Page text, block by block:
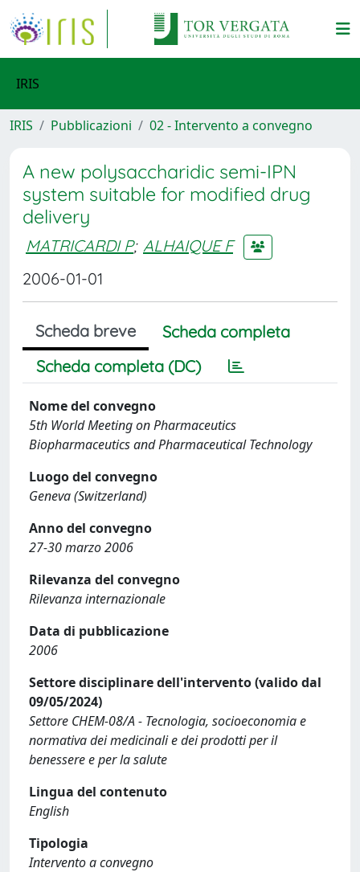
IRIS
IRIS Pubblicazioni 02 - Intervento a convegno
A new polysaccharidic semi-IPN
system suitable for modified drug
delivery
MATRICARDI P; ALHAIQUE F
2006-01-01
Scheda breve
Scheda completa
Scheda completa (DC)
Nome del convegno
5th World Meeting on Pharmaceutics
Biopharmaceutics and Pharmaceutical Technology
Luogo del convegno
Geneva (Switzerland)
Anno del convegno
27-30 marzo 2006
Rilevanza del convegno
Rilevanza internazionale
Data di pubblicazione
2006
Settore disciplinare dell'intervento (valido dal
09/05/2024)
Settore CHEM-08/A - Tecnologia, socioeconomia e
normativa dei medicinali e dei prodotti per il
benessere e per la salute
Lingua del contenuto
English
Tipologia
Intervento a convegno